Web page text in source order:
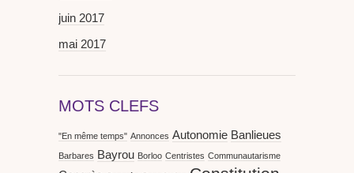
juin 2017
mai 2017
MOTS CLEFS
"En même temps" Annonces Autonomie Banlieues
Barbares Bayrou Borloo Centristes Communautarisme